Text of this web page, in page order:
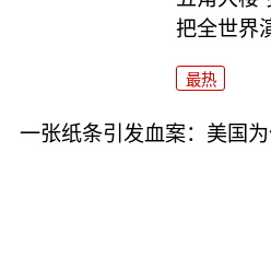
把全世界
最热
一张纸条引发血案：美国为